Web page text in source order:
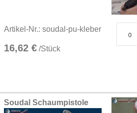
Artikel-Nr.: soudal-pu-kleber
16,62 € /Stück
Soudal Schaumpistole